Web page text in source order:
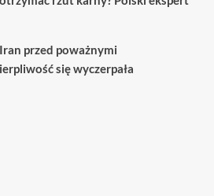
przed poważnymi
się wyczerpała